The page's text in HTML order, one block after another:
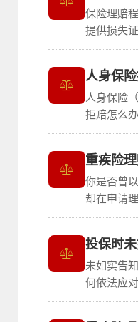
保险理赔
提供损失
者拒赔。
人身保险
拒赔怎么
纠纷超过
一下人身
题。
你是否曾
却在申请
怨：“重疾
公司是不
往往出在
料这些专
执业经验
险律
未如实告
何依法应
条款、守
年、处理